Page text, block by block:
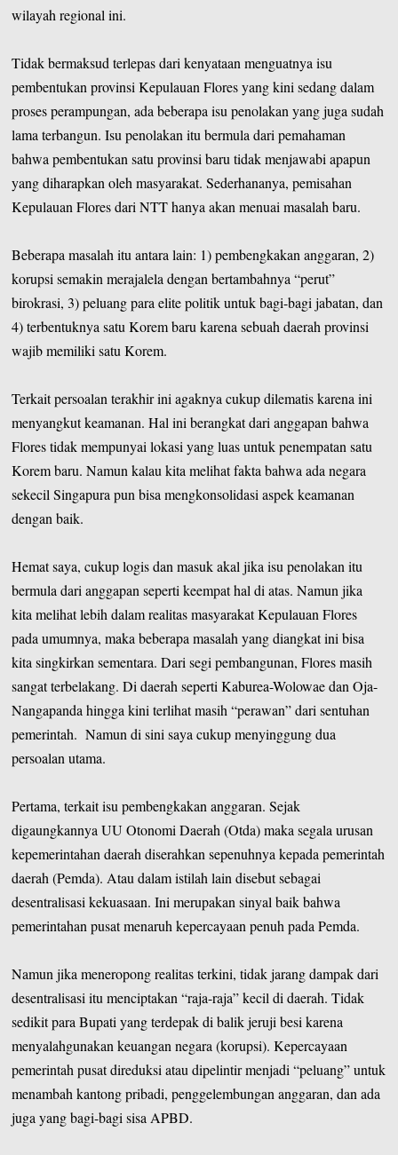
wilayah regional ini.
Tidak bermaksud terlepas dari kenyataan menguatnya isu
pembentukan provinsi Kepulauan Flores yang kini sedang dalam
proses perampungan, ada beberapa isu penolakan yang juga sudah
lama terbangun. Isu penolakan itu bermula dari pemahaman
bahwa pembentukan satu provinsi baru tidak menjawabi apapun
yang diharapkan oleh masyarakat. Sederhananya, pemisahan
Kepulauan Flores dari NTT hanya akan menuai masalah baru.
Beberapa masalah itu antara lain: 1) pembengkakan anggaran, 2)
korupsi semakin merajalela dengan bertambahnya “perut”
birokrasi, 3) peluang para elite politik untuk bagi-bagi jabatan, dan
4) terbentuknya satu Korem baru karena sebuah daerah provinsi
wajib memiliki satu Korem.
Terkait persoalan terakhir ini agaknya cukup dilematis karena ini
menyangkut keamanan. Hal ini berangkat dari anggapan bahwa
Flores tidak mempunyai lokasi yang luas untuk penempatan satu
Korem baru. Namun kalau kita melihat fakta bahwa ada negara
sekecil Singapura pun bisa mengkonsolidasi aspek keamanan
dengan baik.
Hemat saya, cukup logis dan masuk akal jika isu penolakan itu
bermula dari anggapan seperti keempat hal di atas. Namun jika
kita melihat lebih dalam realitas masyarakat Kepulauan Flores
pada umumnya, maka beberapa masalah yang diangkat ini bisa
kita singkirkan sementara. Dari segi pembangunan, Flores masih
sangat terbelakang. Di daerah seperti Kaburea-Wolowae dan Oja-
Nangapanda hingga kini terlihat masih “perawan” dari sentuhan
pemerintah. Namun di sini saya cukup menyinggung dua
persoalan utama.
Pertama, terkait isu pembengkakan anggaran. Sejak
digaungkannya UU Otonomi Daerah (Otda) maka segala urusan
kepemerintahan daerah diserahkan sepenuhnya kepada pemerintah
daerah (Pemda). Atau dalam istilah lain disebut sebagai
desentralisasi kekuasaan. Ini merupakan sinyal baik bahwa
pemerintahan pusat menaruh kepercayaan penuh pada Pemda.
Namun jika meneropong realitas terkini, tidak jarang dampak dari
desentralisasi itu menciptakan “raja-raja” kecil di daerah. Tidak
sedikit para Bupati yang terdepak di balik jeruji besi karena
menyalahgunakan keuangan negara (korupsi). Kepercayaan
pemerintah pusat direduksi atau dipelintir menjadi “peluang” untuk
menambah kantong pribadi, penggelembungan anggaran, dan ada
juga yang bagi-bagi sisa APBD.